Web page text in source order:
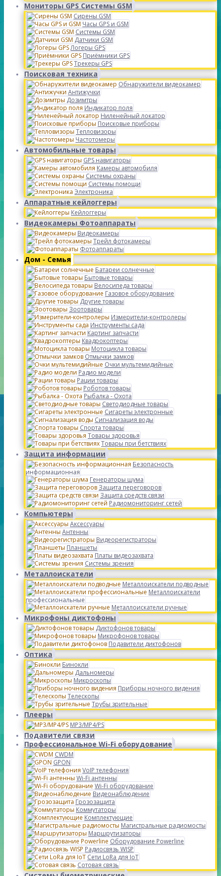
Мониторы GPS Системы GSM
Сирены GSM
Часы GPS и GSM
Системы GSM
Датчики GSM
Логеры GPS
Приёмники GPS
Трекеры GPS
Поисковая техника
Обнаружители видеокамер
Антижучки
Дозимтры
Индикатор поля
Ниленейный локатор
Поисковые приборы
Тепловизоры
Частотомеры
Автомобильные товары
GPS навигаторы
Камеры автомобиля
Системы охраны
Системы помощи
Электроника
Аппаратные кейлоггеры
Кейлоггеры
Видеокамеры Фотоаппараты
Видеокамеры
Трейл фотокамеры
Фотоаппараты
Дом - Семья
Батареи солнечные
Бытовые товары
Велосипеда товары
Газовое оборудование
Другие товары
Зоотовары
Измерители-контролеры
Инструменты сада
Картинг запчасти
Квадрокоптеры
Мотоцикла товары
Отмычки замков
Очки мультемидийные
Радио модели
Рации товары
Роботов товары
Рыбалка - Охота
Светодиодные товары
Сигареты электронные
Сигнализация воды
Спорта товары
Товары здоровья
Товары при бетствиях
Защита информации
Безопасность
информационная
Генераторы шума
Защита переговоров
Защита средств связи
Радиомониторинг сетей
Компьютеры
Аксессуары
Антенны
Видеорегистраторы
Планшеты
Платы видеозахвата
Системы зрения
Металлоискатели
Металлоискатели подводные
Металлоискатели
профессиональные
Металлоискатели ручные
Микрофоны диктофоны
Диктофонов товары
Микрофонов товары
Подавители диктофонов
Оптика
Бинокли
Дальномеры
Микроскопы
Приборы ночного видения
Телескопы
Трубы зрительные
Плееры
MP3/MP4/PS
Подавители связи
Профессиональное Wi-Fi оборудование
CWDM
GPON
VoIP телефония
Wi-Fi антенны
Wi-Fi оборудование
Видеонаблюдение
Грозозащита
Коммутаторы
Комплектующие
Магистральные радиомосты
Маршрутизаторы
Оборудование Powerline
Радиосвязь WISP
Сети LoRa для IoT
Сотовая связь